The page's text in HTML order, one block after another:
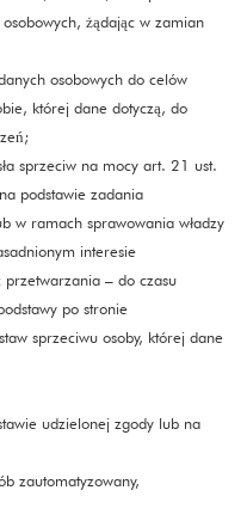
żądając w zamian
osobowych do celów
której dane dotyczą, do
sprzeciw na mocy art. 21 ust.
podstawie zadania
w ramach sprawowania władzy
interesie
– do czasu
po stronie
sprzeciwu osoby, której dane
udzielonej zgody lub na
zautomatyzowany,